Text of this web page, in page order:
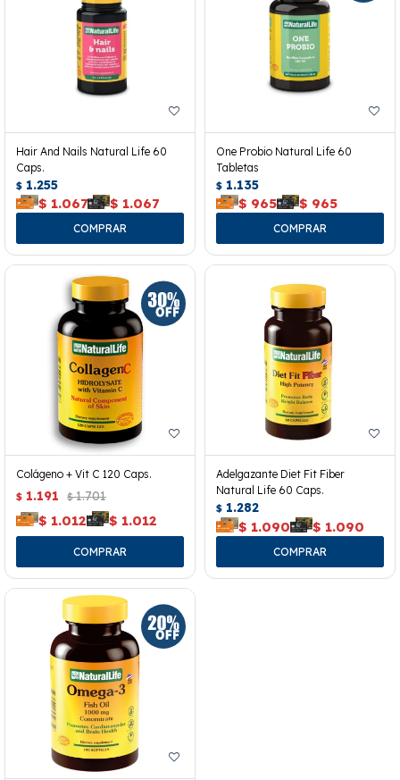
Hair And Nails Natural Life 60
Caps.
$ 1.255
$ 1.067 $ 1.067
One Probio Natural Life 60
Tabletas
$ 1.135
$ 965 $ 965
Colágeno + Vit C 120 Caps.
$ 1.191 $ 1.701
$ 1.012 $ 1.012
Adelgazante Diet Fit Fiber
Natural Life 60 Caps.
$ 1.282
$ 1.090 $ 1.090